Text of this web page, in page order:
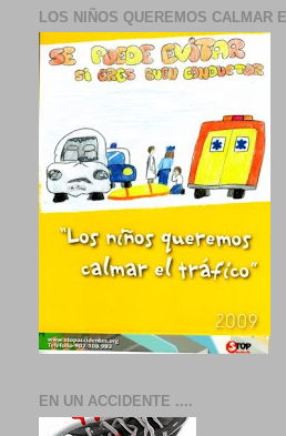
LOS NIÑOS QUEREMOS CALMAR
EN UN ACCIDENTE ....